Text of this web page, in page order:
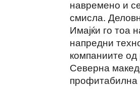
навремено и
смисла.
Имајќи го тоа
напредни
компаниите
Северна
профитабилна